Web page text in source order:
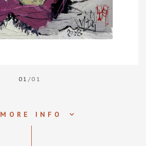
01 /01
MORE INFO